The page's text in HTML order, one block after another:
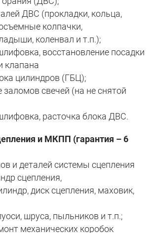
ДВС (прокладки, кольца,
колпачки,
коленвал и т.п.);
восстановление посадки
клапана
цилиндров (ГБЦ);
свечей (на не снятой
расточка блока ДВС.
и МКПП (гарантия – 6
и деталей системы сцепления
сцепления,
диск сцепления, маховик,
шруса, пыльников и т.п.;
механических коробок